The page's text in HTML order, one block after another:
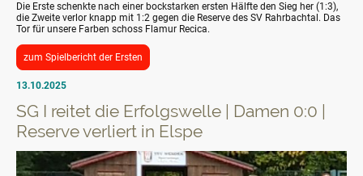
13.10.2025
SG I reitet die Erfolgswelle | Damen 0:0 |
Reserve verliert in Elspe
Die Erste schenkte nach einer bockstarken ersten Hälfte den Sieg her (1:3),
die Zweite verlor knapp mit 1:2 gegen die Reserve des SV Rahrbachtal. Das
Tor für unsere Farben schoss Flamur Recica.
zum Spielbericht der Ersten